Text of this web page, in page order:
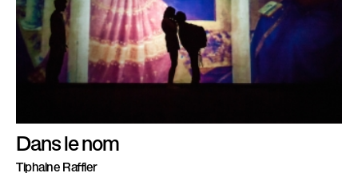
Dans le nom
Tiphaine Raffier